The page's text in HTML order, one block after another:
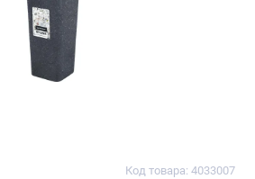
Код товара: 4033007